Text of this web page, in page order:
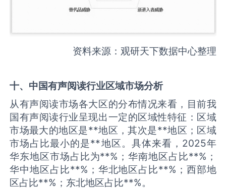
资料来源：观研天下数据中心整理
十、中国有声阅读行业区域市场分析
从有声阅读市场各大区的分布情况来看，目前我
国有声阅读行业呈现出一定的区域性特征：区域
市场最大的地区是**地区，其次是**地区；区域
市场占比最小的是**地区。具体来看，2025年
华东地区市场占比为**%；华南地区占比**%；
华中地区占比**%；华北地区占比**%；西部地
区占比**%；东北地区占比**%。